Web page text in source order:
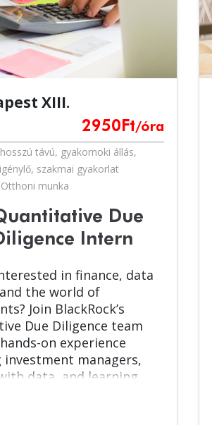
XIII.
2950 Ft/óra
hosszú távú, gyakornoki állás,
, szakmai gyakorlat
Otthoni munka
Due
Intern
in finance, data
the world of
Join BlackRock’s
Due Diligence team
on experience
investment managers,
data, and learning